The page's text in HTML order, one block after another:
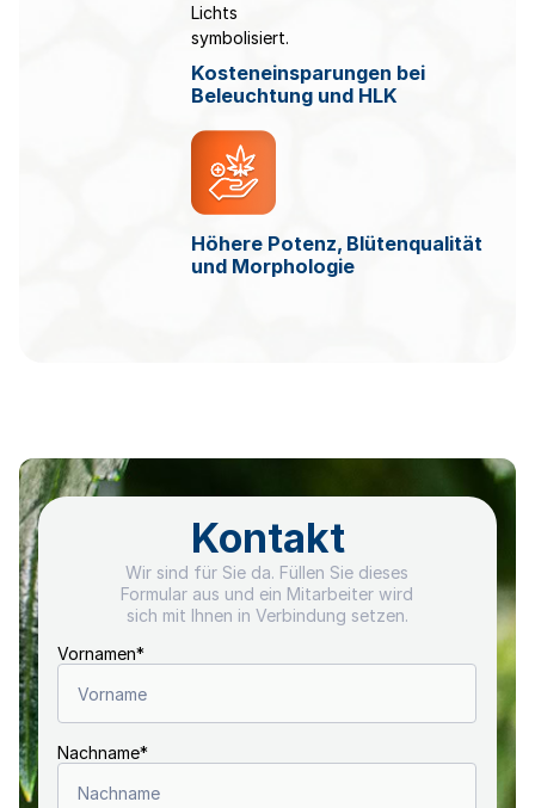
Kosteneinsparungen bei
Beleuchtung und HLK
Höhere Potenz, Blütenqualität
und Morphologie
Kontakt
Wir sind für Sie da. Füllen Sie dieses
Formular aus und ein Mitarbeiter wird
sich mit Ihnen in Verbindung setzen.
Vornamen*
Nachname*